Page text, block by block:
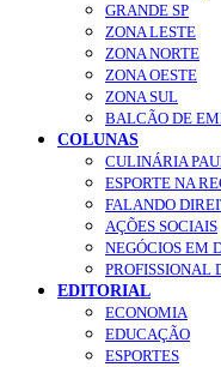
GRANDE SP
ZONA LESTE
ZONA NORTE
ZONA OESTE
ZONA SUL
BALCÃO DE
COLUNAS
CULINÁRIA
ESPORTE NA
FALANDO
AÇÕES SOCIAIS
NEGÓCIOS EM
PROFISSIONAL
EDITORIAL
ECONOMIA
EDUCAÇÃO
ESPORTES